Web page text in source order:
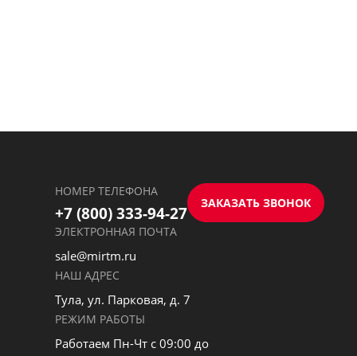
НОМЕР ТЕЛЕФОНА
+7 (800) 333-94-27
ЗАКАЗАТЬ ЗВОНОК
ЭЛЕКТРОННАЯ ПОЧТА
sale@mirtm.ru
НАШ АДРЕС
Тула, ул. Парковая, д. 7
РЕЖИМ РАБОТЫ
Работаем Пн-Чт с 09:00 до